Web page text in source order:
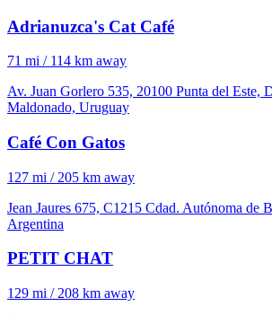
Adrianuzca's Cat Café
71 mi / 114 km away
Av. Juan Gorlero 535, 20100 Punta del Este,
Maldonado, Uruguay
Café Con Gatos
127 mi / 205 km away
Jean Jaures 675, C1215 Cdad. Autónoma de
Argentina
PETIT CHAT
129 mi / 208 km away